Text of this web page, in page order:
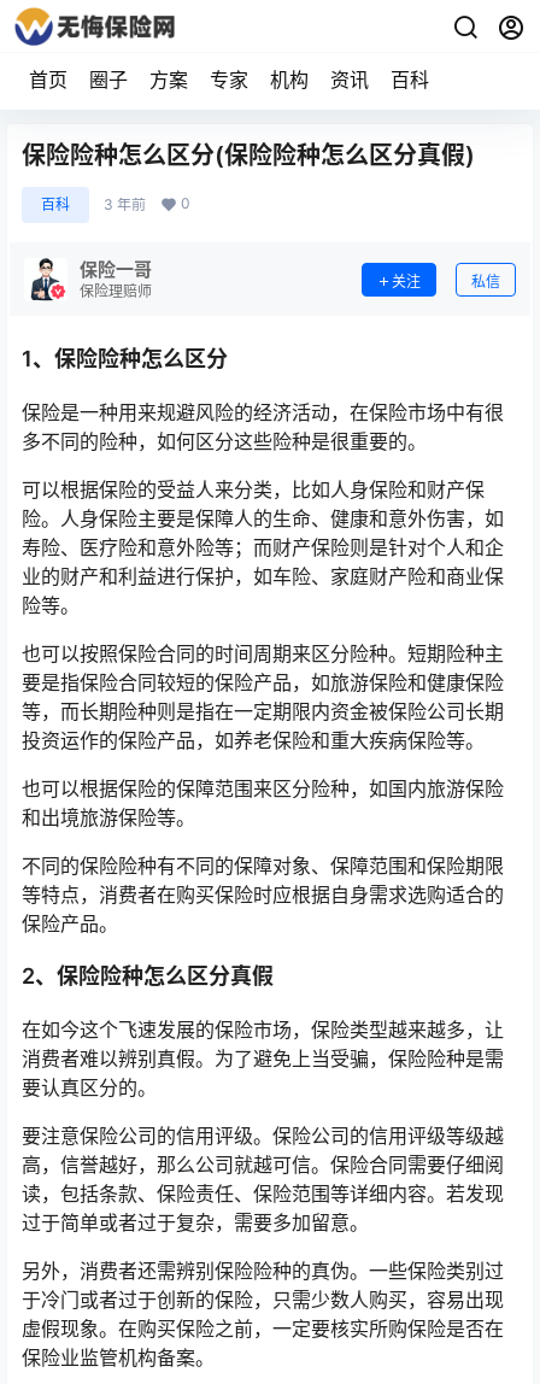
首页 圈子 方案 专家 机构 资讯 百科
保险险种怎么区分(保险险种怎么区分真假)
百科 3 年前 0
保险一哥
保险理赔师
关注 私信
1、保险险种怎么区分
保险是一种用来规避风险的经济活动，在保险市场中有很
多不同的险种，如何区分这些险种是很重要的。
可以根据保险的受益人来分类，比如人身保险和财产保
险。人身保险主要是保障人的生命、健康和意外伤害，如
寿险、医疗险和意外险等；而财产保险则是针对个人和企
业的财产和利益进行保护，如车险、家庭财产险和商业保
险等。
也可以按照保险合同的时间周期来区分险种。短期险种主
要是指保险合同较短的保险产品，如旅游保险和健康保险
等，而长期险种则是指在一定期限内资金被保险公司长期
投资运作的保险产品，如养老保险和重大疾病保险等。
也可以根据保险的保障范围来区分险种，如国内旅游保险
和出境旅游保险等。
不同的保险险种有不同的保障对象、保障范围和保险期限
等特点，消费者在购买保险时应根据自身需求选购适合的
保险产品。
2、保险险种怎么区分真假
在如今这个飞速发展的保险市场，保险类型越来越多，让
消费者难以辨别真假。为了避免上当受骗，保险险种是需
要认真区分的。
要注意保险公司的信用评级。保险公司的信用评级等级越
高，信誉越好，那么公司就越可信。保险合同需要仔细阅
读，包括条款、保险责任、保险范围等详细内容。若发现
过于简单或者过于复杂，需要多加留意。
另外，消费者还需辨别保险险种的真伪。一些保险类别过
于冷门或者过于创新的保险，只需少数人购买，容易出现
虚假现象。在购买保险之前，一定要核实所购保险是否在
保险业监管机构备案。